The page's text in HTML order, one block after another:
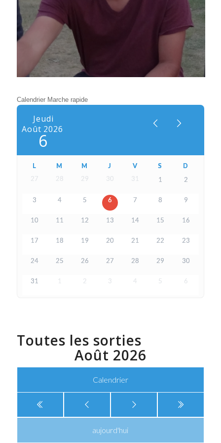
Calendrier Marche rapide
Jeudi
Août 2026
6
L M M J V S D
27 28 29 30 31 1 2
3 4 5 6 7 8 9
10 11 12 13 14 15 16
17 18 19 20 21 22 23
24 25 26 27 28 29 30
31 1 2 3 4 5 6
Toutes les sorties
Août 2026
Calendrier
aujourd'hui